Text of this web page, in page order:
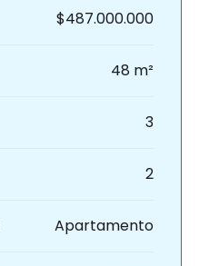
$487.000.000
48 m²
3
2
Apartamento